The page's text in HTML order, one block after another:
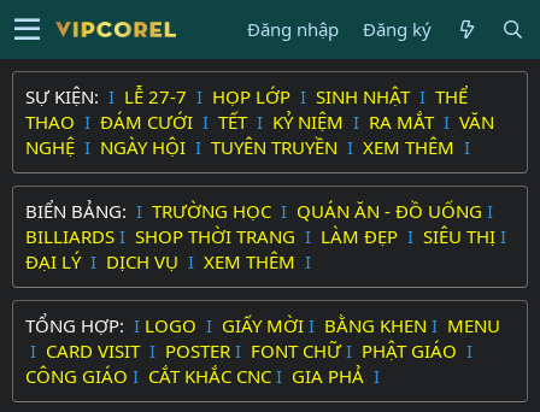
Đăng nhập Đăng ký
SỰ KIỆN: I LỄ 27-7 I HỌP LỚP I SINH NHẬT I THỂ
THAO I ĐÁM CƯỚI I TẾT I KỶ NIỆM I RA MẮT I VĂN
NGHỆ I NGÀY HỘI I TUYÊN TRUYỀN I XEM THÊM I
BIỂN BẢNG: I TRƯỜNG HỌC I QUÁN ĂN - ĐỒ UỐNG I
BILLIARDS I SHOP THỜI TRANG I LÀM ĐẸP I SIÊU THỊ I
ĐẠI LÝ I DỊCH VỤ I XEM THÊM I
TỔNG HỢP: I LOGO I GIẤY MỜI I BẰNG KHEN I MENU
I CARD VISIT I POSTER I FONT CHỮI PHẬT GIÁO I
CÔNG GIÁO I CẮT KHẮC CNC I GIA PHẢ I